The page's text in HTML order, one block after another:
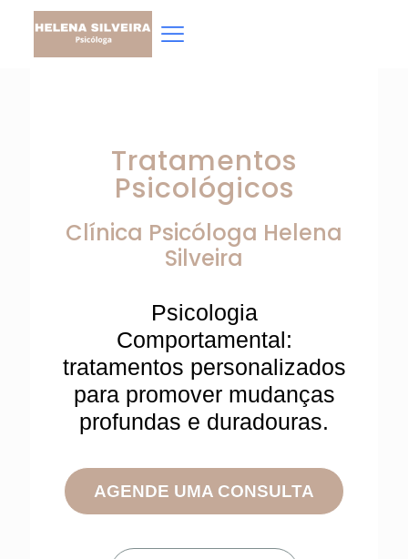
Tratamentos
Psicológicos
Clínica Psicóloga Helena
Silveira
Psicologia
Comportamental:
tratamentos personalizados
para promover mudanças
profundas e duradouras.
AGENDE UMA CONSULTA